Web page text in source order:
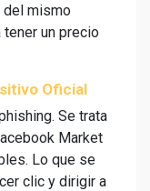
del mismo
un precio
Oficial
Se trata
Market
Lo que se
clic y dirigir a